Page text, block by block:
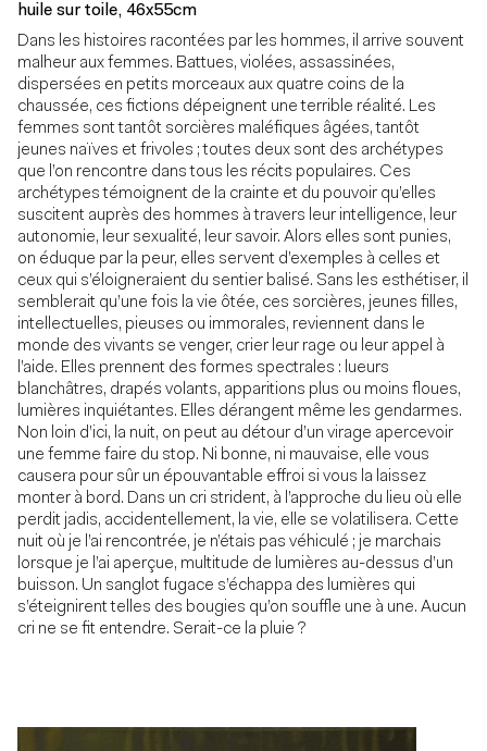
huile sur toile, 46x55cm
Dans les histoires racontées par les hommes, il arrive souvent
malheur aux femmes. Battues, violées, assassinées,
dispersées en petits morceaux aux quatre coins de la
chaussée, ces fictions dépeignent une terrible réalité. Les
femmes sont tantôt sorcières maléfiques âgées, tantôt
jeunes naïves et frivoles ; toutes deux sont des archétypes
que l’on rencontre dans tous les récits populaires. Ces
archétypes témoignent de la crainte et du pouvoir qu’elles
suscitent auprès des hommes à travers leur intelligence, leur
autonomie, leur sexualité, leur savoir. Alors elles sont punies,
on éduque par la peur, elles servent d’exemples à celles et
ceux qui s’éloigneraient du sentier balisé. Sans les esthétiser, il
semblerait qu’une fois la vie ôtée, ces sorcières, jeunes filles,
intellectuelles, pieuses ou immorales, reviennent dans le
monde des vivants se venger, crier leur rage ou leur appel à
l’aide. Elles prennent des formes spectrales : lueurs
blanchâtres, drapés volants, apparitions plus ou moins floues,
lumières inquiétantes. Elles dérangent même les gendarmes.
Non loin d’ici, la nuit, on peut au détour d’un virage apercevoir
une femme faire du stop. Ni bonne, ni mauvaise, elle vous
causera pour sûr un épouvantable effroi si vous la laissez
monter à bord. Dans un cri strident, à l’approche du lieu où elle
perdit jadis, accidentellement, la vie, elle se volatilisera. Cette
nuit où je l’ai rencontrée, je n’étais pas véhiculé ; je marchais
lorsque je l’ai aperçue, multitude de lumières au-dessus d’un
buisson. Un sanglot fugace s’échappa des lumières qui
s’éteignirent telles des bougies qu’on souffle une à une. Aucun
cri ne se fit entendre. Serait-ce la pluie ?